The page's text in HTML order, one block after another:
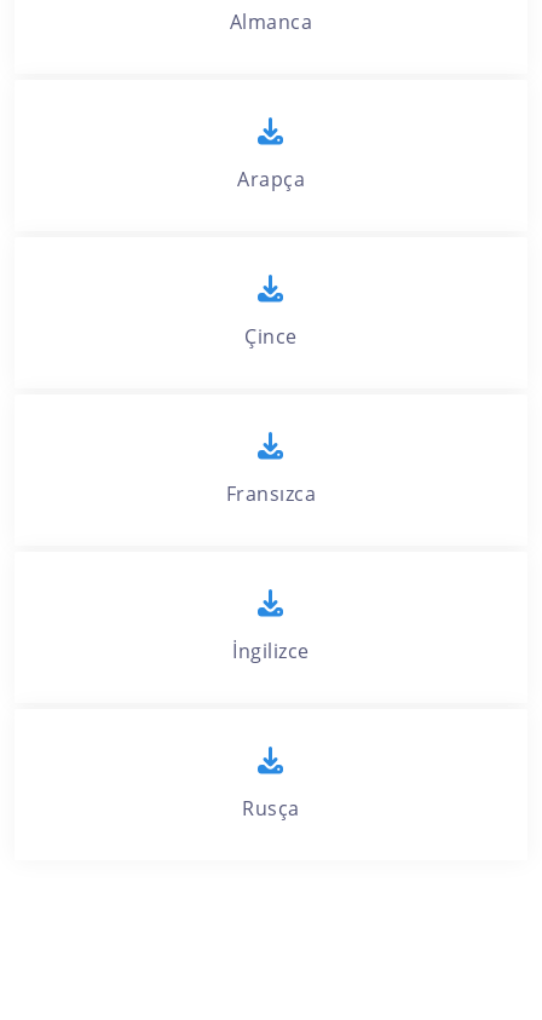
Almanca
Arapça
Çince
Fransızca
İngilizce
Rusça